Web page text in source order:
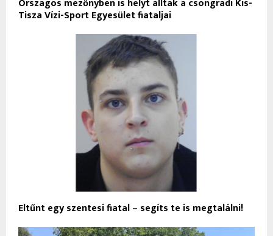
Tisza Vízi-Sport Egyesület fiataljai
Eltűnt egy szentesi fiatal – segíts te is megtalálni!